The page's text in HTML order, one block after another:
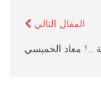
المقال التالي
..! معاذ الخميسي